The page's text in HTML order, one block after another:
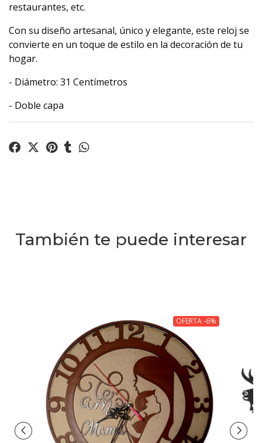
restaurantes, etc.
Con su diseño artesanal, único y elegante, este reloj se
convierte en un toque de estilo en la decoración de tu
hogar.
- Diámetro: 31 Centímetros
- Doble capa
También te puede interesar
OFERTA -6%